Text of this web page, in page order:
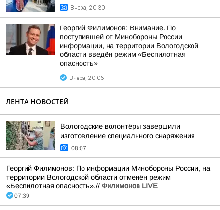
Вчера, 20:30
Георгий Филимонов: Внимание. По
поступившей от Минобороны России
информации, на территории Вологодской
области введён режим «Беспилотная
опасность»
Вчера, 20:06
ЛЕНТА НОВОСТЕЙ
Вологодские волонтёры завершили
изготовление специального снаряжения
08:07
Георгий Филимонов: По информации Минобороны России, на
территории Вологодской области отменён режим
«Беспилотная опасность».// Филимонов LIVE
07:39